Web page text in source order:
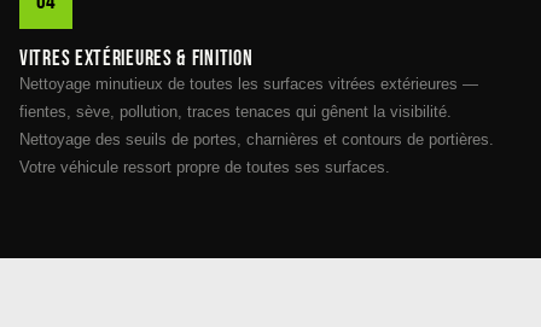
Vitres extérieures & finition
Nettoyage minutieux de toutes les surfaces vitrées extérieures —
fientes, sève, pollution, traces tenaces qui gênent la visibilité.
Nettoyage des seuils de portes, charnières et contours de portières.
Votre véhicule ressort propre de toutes ses surfaces.